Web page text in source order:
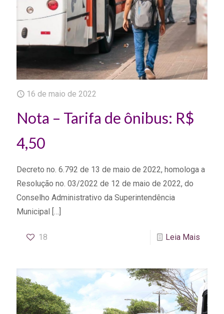
16 de maio de 2022
Nota – Tarifa de ônibus: R$
4,50
Decreto no. 6.792 de 13 de maio de 2022, homologa a
Resolução no. 03/2022 de 12 de maio de 2022, do
Conselho Administrativo da Superintendência
Municipal […]
18 Leia Mais